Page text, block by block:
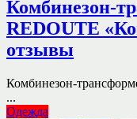
Комбинезон-
REDOUTE
отзывы
Комбинезон-
...
Одежда